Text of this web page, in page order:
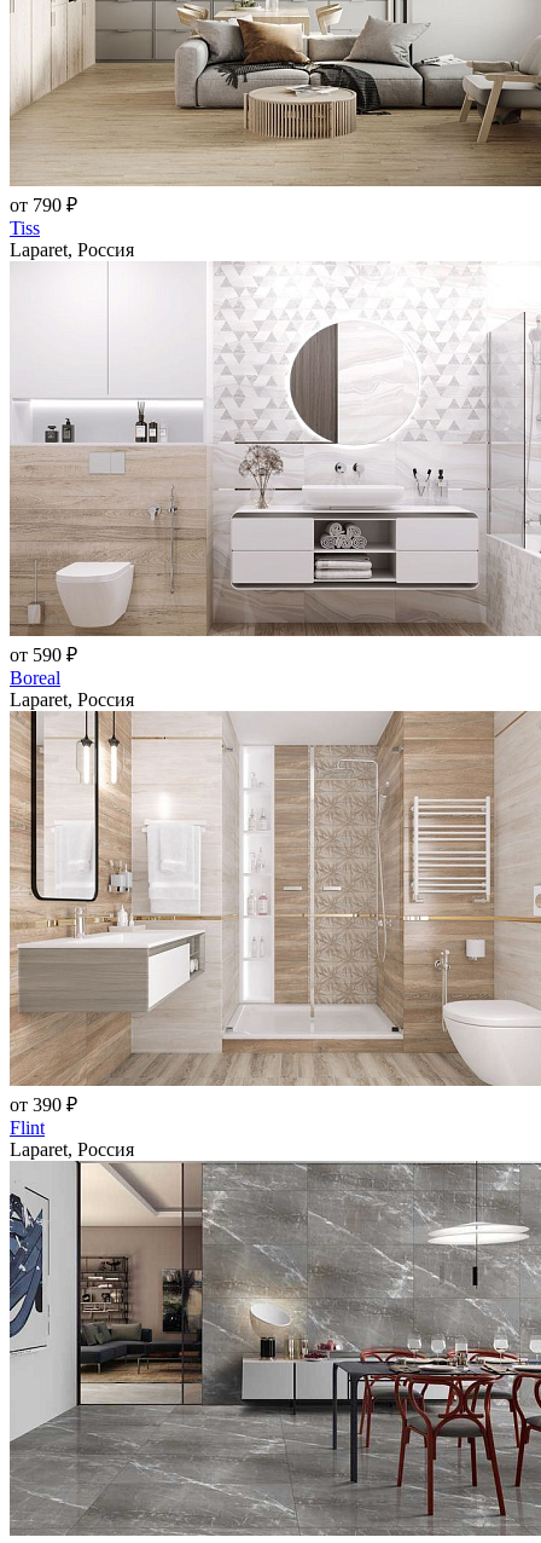
от 790 ₽
Tiss
Laparet, Россия
от 590 ₽
Boreal
Laparet, Россия
от 390 ₽
Flint
Laparet, Россия